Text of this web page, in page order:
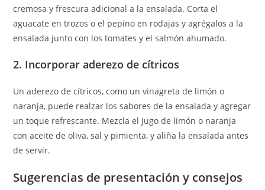
cremosa y frescura adicional a la ensalada. Corta el
aguacate en trozos o el pepino en rodajas y agrégalos a la
ensalada junto con los tomates y el salmón ahumado.
2. Incorporar aderezo de cítricos
Un aderezo de cítricos, como un vinagreta de limón o
naranja, puede realzar los sabores de la ensalada y agregar
un toque refrescante. Mezcla el jugo de limón o naranja
con aceite de oliva, sal y pimienta, y aliña la ensalada antes
de servir.
Sugerencias de presentación y consejos